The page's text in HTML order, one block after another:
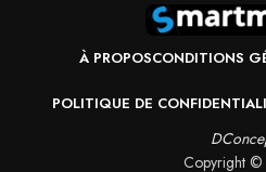
À PROPOSCONDITIONS
POLITIQUE DE
Copyright ©